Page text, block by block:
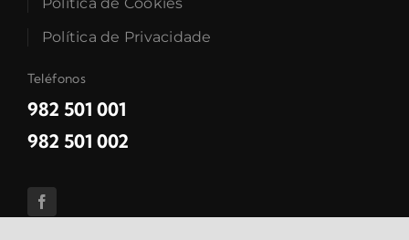
Política de Privacidade
Teléfonos
982 501 001
982 501 002